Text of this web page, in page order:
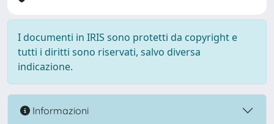
I documenti in IRIS sono protetti da copyright e
tutti i diritti sono riservati, salvo diversa
indicazione.
Informazioni